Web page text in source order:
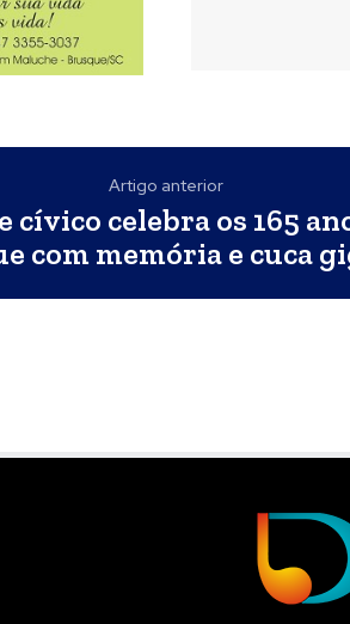
Artigo anterior
cívico celebra os 165
com memória e cuca